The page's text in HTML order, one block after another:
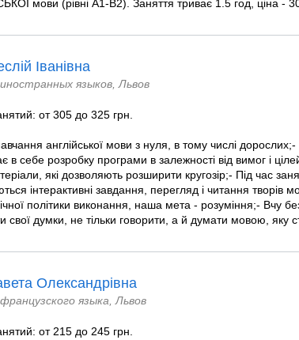
мови (рівні A1-B2). Заняття триває 1.5 год, ціна -
Іванівна
языков, Львов
от 305 до 325 грн.
англійської мови з нуля, в тому числі дорослих;-
в себе розробку програми в залежності від вимог і
які дозволяють розширити кругозір;- Під час
інтерактивні завдання, перегляд і читання творів
політики виконання, наша мета - розуміння;- Вчу
свої думки, не тільки говорити, а й думати мовою, яку
Олександрівна
языка, Львов
от 215 до 245 грн.